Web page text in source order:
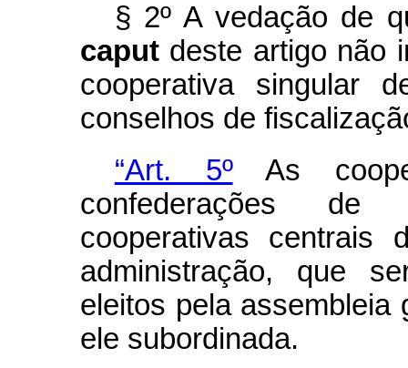
§ 2º A vedação de
caput deste artigo não
cooperativa singular
conselhos de
“Art. 5ºAs
confederações de
cooperativas centrais
administração, que
eleitos pela assembleia
ele subordinada.